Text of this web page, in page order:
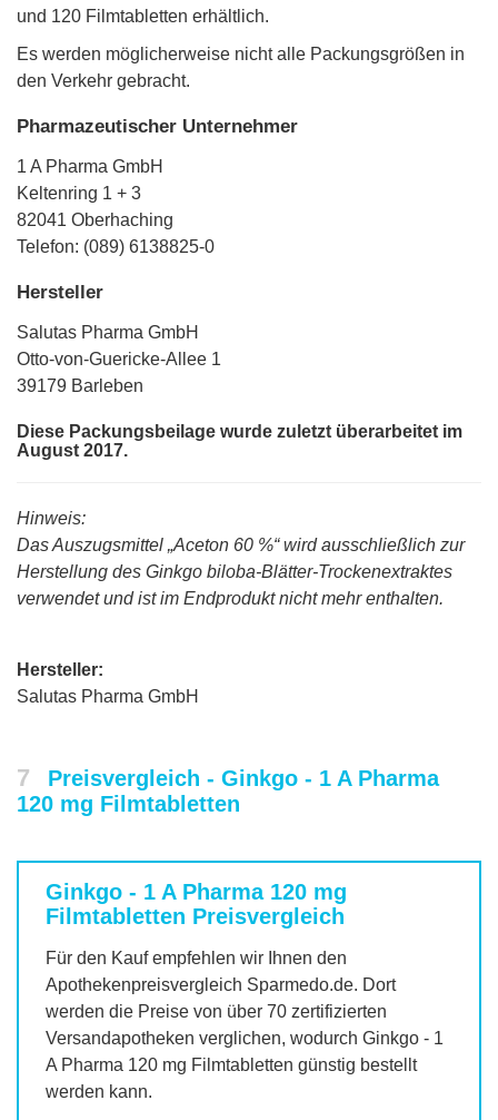
und 120 Filmtabletten erhältlich.
Es werden möglicherweise nicht alle Packungsgrößen in
den Verkehr gebracht.
Pharmazeutischer Unternehmer
1 A Pharma GmbH
Keltenring 1 + 3
82041 Oberhaching
Telefon: (089) 6138825-0
Hersteller
Salutas Pharma GmbH
Otto-von-Guericke-Allee 1
39179 Barleben
Diese Packungsbeilage wurde zuletzt überarbeitet im
August 2017.
Hinweis:
Das Auszugsmittel „Aceton 60 %“ wird ausschließlich zur
Herstellung des Ginkgo biloba-Blätter-Trockenextraktes
verwendet und ist im Endprodukt nicht mehr enthalten.
Hersteller:
Salutas Pharma GmbH
7
Preisvergleich - Ginkgo - 1 A Pharma
120 mg Filmtabletten
Ginkgo - 1 A Pharma 120 mg
Filmtabletten Preisvergleich
Für den Kauf empfehlen wir Ihnen den
Apothekenpreisvergleich Sparmedo.de. Dort
werden die Preise von über 70 zertifizierten
Versandapotheken verglichen, wodurch Ginkgo - 1
A Pharma 120 mg Filmtabletten günstig bestellt
werden kann.